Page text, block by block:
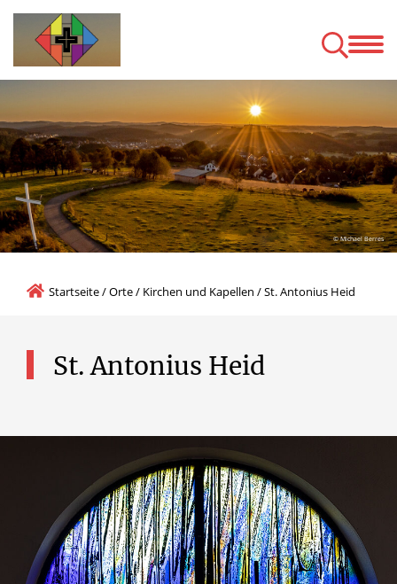
News/Termine
© Michael Berres
Startseite/Orte/ Kirchen und Kapellen /St. Antonius Heid
St. Antonius Heid